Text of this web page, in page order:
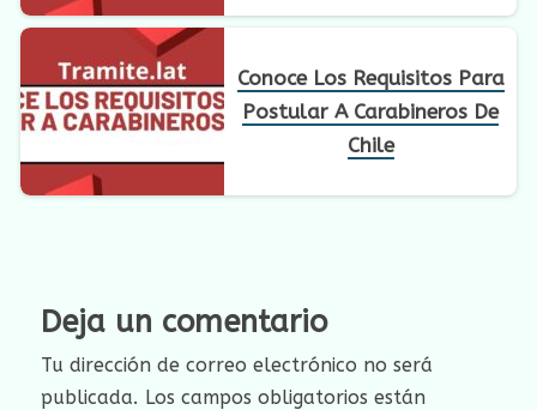
Conoce Los Requisitos Para
Postular A Carabineros De
Chile
Deja un comentario
Tu dirección de correo electrónico no será
publicada. Los campos obligatorios están